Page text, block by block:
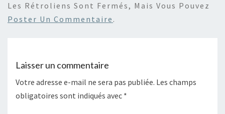
Les Rétroliens Sont Fermés, Mais Vous Pouvez
Poster Un Commentaire .
Laisser un commentaire
Votre adresse e-mail ne sera pas publiée. Les champs
obligatoires sont indiqués avec *